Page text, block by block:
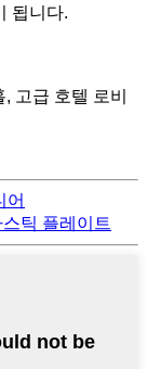
됩니다.
고급 호텔 로비
어
틱 플레이트